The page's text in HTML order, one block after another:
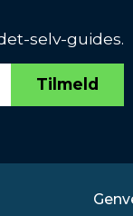
selv-guides.
Tilmeld